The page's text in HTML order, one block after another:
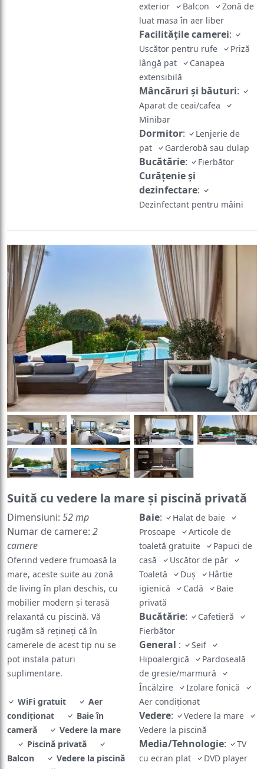
exterior
Balcon
Zonă de
luat masa în aer liber
Facilităţile camerei:
Uscător pentru rufe
Priză
lângă pat
Canapea
extensibilă
Mâncăruri și băuturi:
Aparat de ceai/cafea
Minibar
Dormitor:
Lenjerie de
pat
Garderobă sau dulap
Bucătărie: Fierbător
Curățenie și
dezinfectare:
Dezinfectant pentru mâini
Suită cu vedere la mare şi piscină privată
Dimensiuni: 52 mp
Numar de camere: 2
camere
Oferind vedere frumoasă la
mare, aceste suite au zonă
de living în plan deschis, cu
mobilier modern și terasă
relaxantă cu piscină. Vă
rugăm să rețineți că în
camerele de acest tip nu se
pot instala paturi
suplimentare.
WiFi gratuit
Aer
condiționat
Baie în
cameră
Vedere la mare
Piscină privată
Balcon
Vedere la piscină
Baie:
Halat de baie
Prosoape
Articole de
toaletă gratuite
Papuci de
casă
Uscător de păr
Toaletă
Duș
Hârtie
igienică
Cadă
Baie
privată
Bucătărie:
Cafetieră
Fierbător
General :
Seif
Hipoalergică
Pardoseală
de gresie/marmură
Încălzire
Izolare fonică
Aer condiționat
Vedere:
Vedere la mare
Vedere la piscină
Media/Tehnologie:
TV
cu ecran plat
DVD player